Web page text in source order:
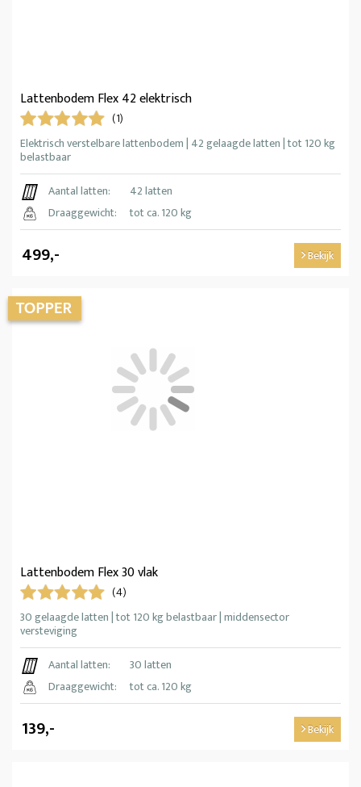
Lattenbodem Flex 42 elektrisch
(1)
Elektrisch verstelbare lattenbodem | 42 gelaagde latten | tot 120 kg
belastbaar
Aantal latten:
42 latten
Draaggewicht:
tot ca. 120 kg
499,- Bekijk
Lattenbodem Flex 30 vlak
(4)
30 gelaagde latten | tot 120 kg belastbaar | middensector
versteviging
Aantal latten:
30 latten
Draaggewicht:
tot ca. 120 kg
139,- Bekijk